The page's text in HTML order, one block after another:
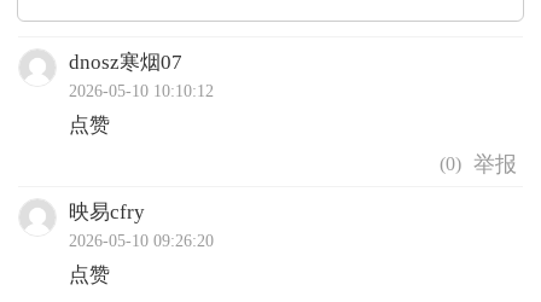
dnosz寒烟07
2026-05-10 10:10:12
点赞
(0)
映易cfry
2026-05-10 09:26:20
点赞